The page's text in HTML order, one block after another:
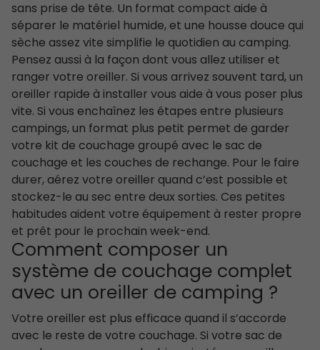
sans prise de tête. Un format compact aide à
séparer le matériel humide, et une housse douce qui
sèche assez vite simplifie le quotidien au camping.
Pensez aussi à la façon dont vous allez utiliser et
ranger votre oreiller. Si vous arrivez souvent tard, un
oreiller rapide à installer vous aide à vous poser plus
vite. Si vous enchaînez les étapes entre plusieurs
campings, un format plus petit permet de garder
votre kit de couchage groupé avec le sac de
couchage et les couches de rechange. Pour le faire
durer, aérez votre oreiller quand c’est possible et
stockez-le au sec entre deux sorties. Ces petites
habitudes aident votre équipement à rester propre
et prêt pour le prochain week-end.
Comment composer un
système de couchage complet
avec un oreiller de camping ?
Votre oreiller est plus efficace quand il s’accorde
avec le reste de votre couchage. Si votre sac de